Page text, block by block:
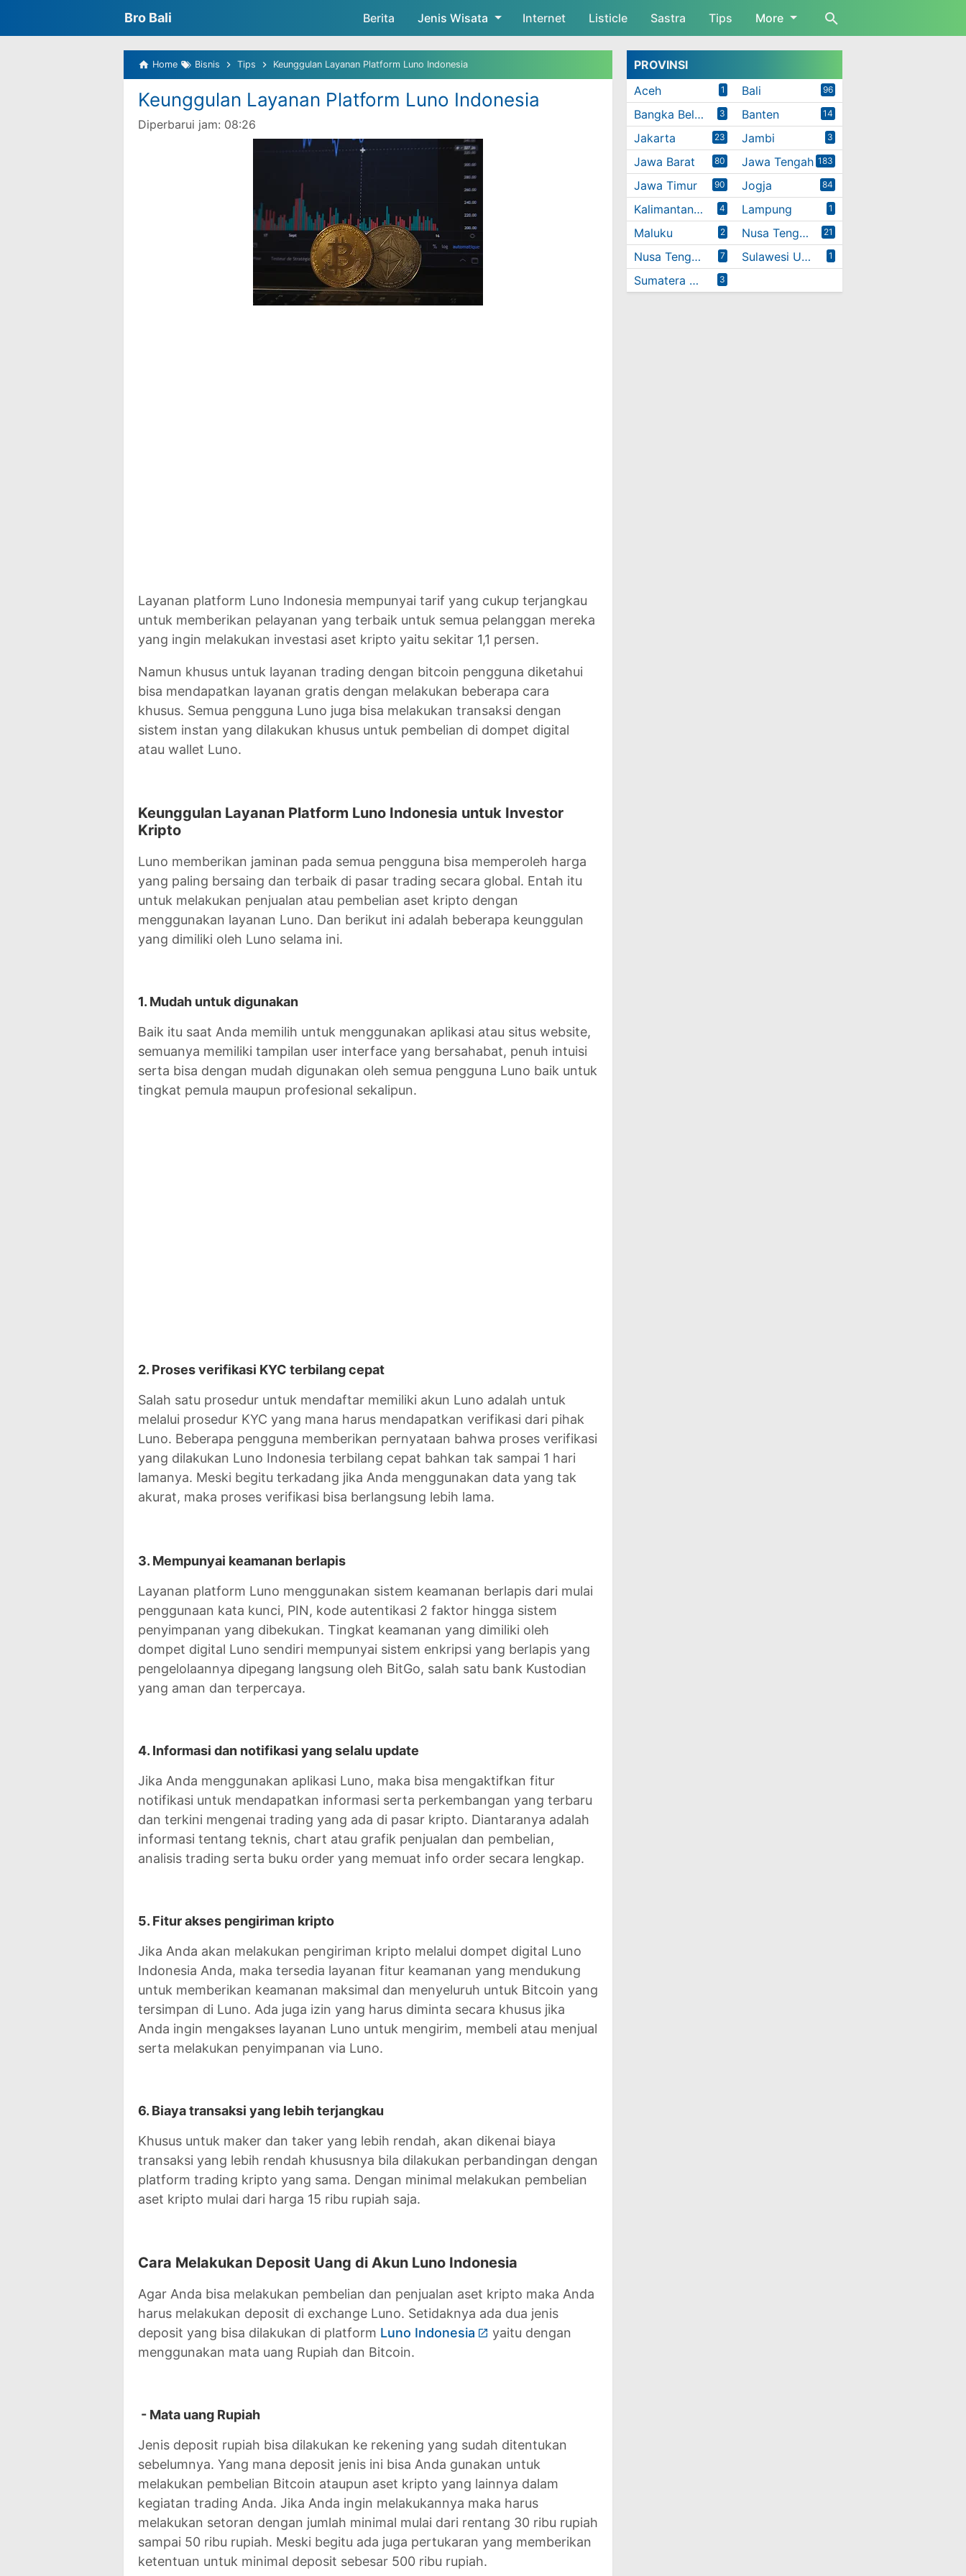
Skip to main content
Bro Bali Berita Jenis Wisata Internet Listicle Sastra Tips More
Home Bisnis Tips Keunggulan Layanan Platform Luno Indonesia
Keunggulan Layanan Platform Luno Indonesia
Diperbarui jam: 08:26
Layanan platform Luno Indonesia mempunyai tarif yang cukup terjangkau
untuk memberikan pelayanan yang terbaik untuk semua pelanggan mereka
yang ingin melakukan investasi aset kripto yaitu sekitar 1,1 persen.
Namun khusus untuk layanan trading dengan bitcoin pengguna diketahui
bisa mendapatkan layanan gratis dengan melakukan beberapa cara
khusus. Semua pengguna Luno juga bisa melakukan transaksi dengan
sistem instan yang dilakukan khusus untuk pembelian di dompet digital
atau wallet Luno.
Keunggulan Layanan Platform Luno Indonesia untuk Investor
Kripto
Luno memberikan jaminan pada semua pengguna bisa memperoleh harga
yang paling bersaing dan terbaik di pasar trading secara global. Entah itu
untuk melakukan penjualan atau pembelian aset kripto dengan
menggunakan layanan Luno. Dan berikut ini adalah beberapa keunggulan
yang dimiliki oleh Luno selama ini.
1. Mudah untuk digunakan
Baik itu saat Anda memilih untuk menggunakan aplikasi atau situs website,
semuanya memiliki tampilan user interface yang bersahabat, penuh intuisi
serta bisa dengan mudah digunakan oleh semua pengguna Luno baik untuk
tingkat pemula maupun profesional sekalipun.
2. Proses verifikasi KYC terbilang cepat
Salah satu prosedur untuk mendaftar memiliki akun Luno adalah untuk
melalui prosedur KYC yang mana harus mendapatkan verifikasi dari pihak
Luno. Beberapa pengguna memberikan pernyataan bahwa proses verifikasi
yang dilakukan Luno Indonesia terbilang cepat bahkan tak sampai 1 hari
lamanya. Meski begitu terkadang jika Anda menggunakan data yang tak
akurat, maka proses verifikasi bisa berlangsung lebih lama.
3. Mempunyai keamanan berlapis
Layanan platform Luno menggunakan sistem keamanan berlapis dari mulai
penggunaan kata kunci, PIN, kode autentikasi 2 faktor hingga sistem
penyimpanan yang dibekukan. Tingkat keamanan yang dimiliki oleh
dompet digital Luno sendiri mempunyai sistem enkripsi yang berlapis yang
pengelolaannya dipegang langsung oleh BitGo, salah satu bank Kustodian
yang aman dan terpercaya.
4. Informasi dan notifikasi yang selalu update
Jika Anda menggunakan aplikasi Luno, maka bisa mengaktifkan fitur
notifikasi untuk mendapatkan informasi serta perkembangan yang terbaru
dan terkini mengenai trading yang ada di pasar kripto. Diantaranya adalah
informasi tentang teknis, chart atau grafik penjualan dan pembelian,
analisis trading serta buku order yang memuat info order secara lengkap.
5. Fitur akses pengiriman kripto
Jika Anda akan melakukan pengiriman kripto melalui dompet digital Luno
Indonesia Anda, maka tersedia layanan fitur keamanan yang mendukung
untuk memberikan keamanan maksimal dan menyeluruh untuk Bitcoin yang
tersimpan di Luno. Ada juga izin yang harus diminta secara khusus jika
Anda ingin mengakses layanan Luno untuk mengirim, membeli atau menjual
serta melakukan penyimpanan via Luno.
6. Biaya transaksi yang lebih terjangkau
Khusus untuk maker dan taker yang lebih rendah, akan dikenai biaya
transaksi yang lebih rendah khususnya bila dilakukan perbandingan dengan
platform trading kripto yang sama. Dengan minimal melakukan pembelian
aset kripto mulai dari harga 15 ribu rupiah saja.
Cara Melakukan Deposit Uang di Akun Luno Indonesia
Agar Anda bisa melakukan pembelian dan penjualan aset kripto maka Anda
harus melakukan deposit di exchange Luno. Setidaknya ada dua jenis
deposit yang bisa dilakukan di platform Luno Indonesia
yaitu dengan
menggunakan mata uang Rupiah dan Bitcoin.
- Mata uang Rupiah
Jenis deposit rupiah bisa dilakukan ke rekening yang sudah ditentukan
sebelumnya. Yang mana deposit jenis ini bisa Anda gunakan untuk
melakukan pembelian Bitcoin ataupun aset kripto yang lainnya dalam
kegiatan trading Anda. Jika Anda ingin melakukannya maka harus
melakukan setoran dengan jumlah minimal mulai dari rentang 30 ribu rupiah
sampai 50 ribu rupiah. Meski begitu ada juga pertukaran yang memberikan
ketentuan untuk minimal deposit sebesar 500 ribu rupiah.
PROVINSI
Aceh
1 Bali 96
Bangka Belitung 3 Banten 14
Jakarta 23 Jambi 3
Jawa Barat 80 Jawa Tengah 183
Jawa Timur 90 Jogja 84
Kalimantan Timur 4 Lampung 1
Maluku 2 Nusa Tenggara Barat 21
Nusa Tenggara Timur 7 Sulawesi Utara 1
Sumatera Utara 3